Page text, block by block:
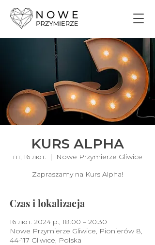
KURS ALPHA
пт, 16 лют.
  |
Nowe Przymierze Gliwice
Zapraszamy na Kurs Alpha!
Czas i lokalizacja
16 лют. 2024 р., 18:00 – 20:30
Nowe Przymierze Gliwice, Pionierów 8,
44-117 Gliwice, Polska